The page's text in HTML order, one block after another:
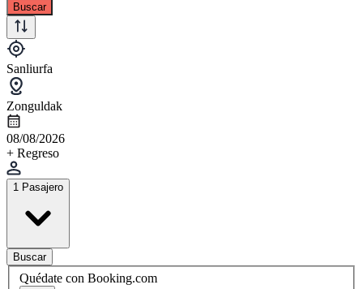
Buscar
Sanliurfa
Zonguldak
08/08/2026
+ Regreso
1 Pasajero
Buscar
Quédate con Booking.com